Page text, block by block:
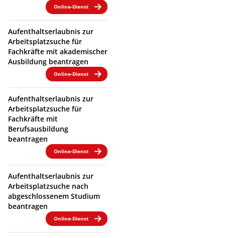
Online-Dienst
Aufenthaltserlaubnis zur
Arbeitsplatzsuche für
Fachkräfte mit akademischer
Ausbildung beantragen
Online-Dienst
Aufenthaltserlaubnis zur
Arbeitsplatzsuche für
Fachkräfte mit
Berufsausbildung
beantragen
Online-Dienst
Aufenthaltserlaubnis zur
Arbeitsplatzsuche nach
abgeschlossenem Studium
beantragen
Online-Dienst